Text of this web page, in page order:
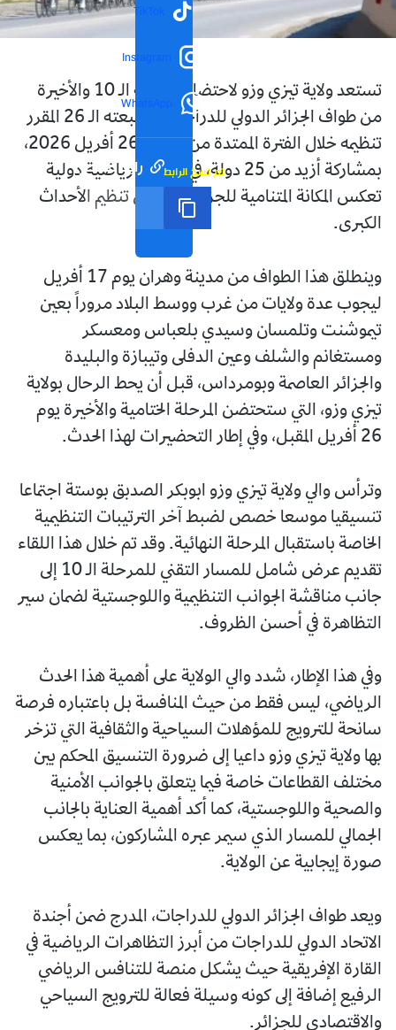
TikTok
Instagram
WhatsApp
رابط مختصر تم نسخ الرابط
تستعد ولاية تيزي وزو لاحتضان المرحلة الـ 10 والأخيرة
من طواف الجزائر الدولي للدراجات في طبعته الـ 26 المقرر
تنظيمه خلال الفترة الممتدة من 17 إلى 26 أفريل 2026،
بمشاركة أزيد من 25 دولة، في تظاهرة رياضية دولية
تعكس المكانة المتنامية للجزائر في مجال تنظيم الأحداث
الكبرى.
وينطلق هذا الطواف من مدينة وهران يوم 17 أفريل
ليجوب عدة ولايات من غرب ووسط البلاد مروراً بعين
تيموشنت وتلمسان وسيدي بلعباس ومعسكر
ومستغانم والشلف وعين الدفلى وتيبازة والبليدة
والجزائر العاصمة وبومرداس، قبل أن يحط الرحال بولاية
تيزي وزو، التي ستحتضن المرحلة الختامية والأخيرة يوم
26 أفريل المقبل، وفي إطار التحضيرات لهذا الحدث.
وترأس والي ولاية تيزي وزو ابوبكر الصدبق بوستة اجتماعا
تنسيقيا موسعا خصص لضبط آخر الترتيبات التنظيمية
الخاصة باستقبال المرحلة النهائية. وقد تم خلال هذا اللقاء
تقديم عرض شامل للمسار التقني للمرحلة الـ 10 إلى
جانب مناقشة الجوانب التنظيمية واللوجستية لضمان سير
التظاهرة في أحسن الظروف.
وفي هذا الإطار، شدد والي الولاية على أهمية هذا الحدث
الرياضي، ليس فقط من حيث المنافسة بل باعتباره فرصة
سانحة للترويج للمؤهلات السياحية والثقافية التي تزخر
بها ولاية تيزي وزو داعيا إلى ضرورة التنسيق المحكم بين
مختلف القطاعات خاصة فيما يتعلق بالجوانب الأمنية
والصحية واللوجستية، كما أكد أهمية العناية بالجانب
الجمالي للمسار الذي سيمر عبره المشاركون، بما يعكس
صورة إيجابية عن الولاية.
ويعد طواف الجزائر الدولي للدراجات، المدرج ضمن أجندة
الاتحاد الدولي للدراجات من أبرز التظاهرات الرياضية في
القارة الإفريقية حيث يشكل منصة للتنافس الرياضي
الرفيع إضافة إلى كونه وسيلة فعالة للترويج السياحي
والاقتصادي للجزائر.